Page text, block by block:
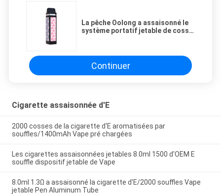
La pêche Oolong a assaisonné le
système portatif jetable de cosse
Continuer
Cigarette assaisonnée d'E
2000 cosses de la cigarette d'E aromatisées par
souffles/1400mAh Vape pré chargées
Les cigarettes assaisonnées jetables 8.0ml 1500 d'OEM E
souffle dispositif jetable de Vape
8.0ml 1.3Ω a assaisonné la cigarette d'E/2000 souffles Vape
jetable Pen Aluminum Tube